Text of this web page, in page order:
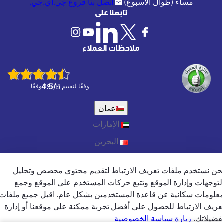
أقصى
إعادة جثمان ورفات المتوفي إلى
مصاريف إعادة جثمان ورفات
المتوفي إلى موطنه الأصلي
تابعنا على
ملاحظات العملاء
4.5/5 وفقًا لتقييم 39684 وفقًا
عمان
الإمارات
البحرين
English
الشروط والاحكام |سياسة الخصوصية|سياسة الخصوصية
(جميع الحقوق محفوظة)2024 شركة جي.آي.جي. للتأمين
(الخليج) ش.م.ب (م)
نستخدم ملفات تعريف الارتباط لتقديم محتوى مخصص وتحليل
وإدارة الموقع وتتبع حركات المستخدم على الموقع وجمع
سكانية عن قاعدة المستخدمين بشكل عام. اقبل جميع
الارتباط للحصول على أفضل تجربة ممكنة على موقعنا أو إدارة
زيارة سياسة الخصوصية